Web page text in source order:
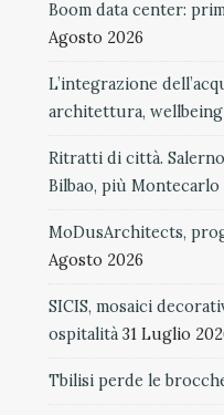
Boom data center:
Agosto 2026
L’integrazione
architettura,
Ritratti di città.
Bilbao, più Montecarlo
MoDusArchitects,
Agosto 2026
SICIS, mosaici
ospitalità 31 Luglio
Tbilisi perde le